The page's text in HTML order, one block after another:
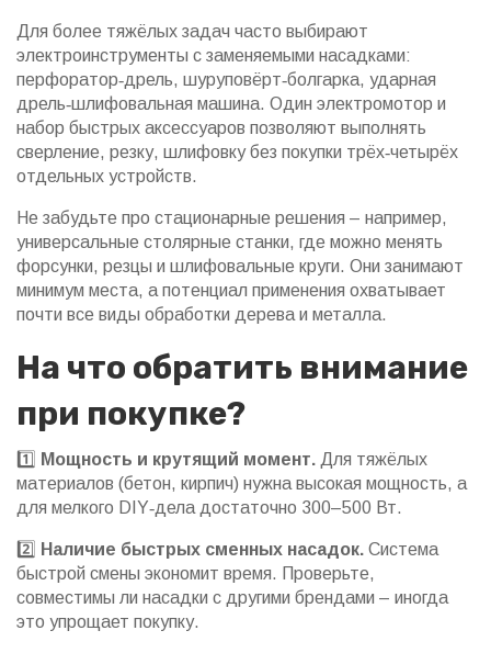
Для более тяжёлых задач часто выбирают
электроинструменты с заменяемыми насадками:
перфоратор‑дрель, шуруповёрт‑болгарка, ударная
дрель‑шлифовальная машина. Один электромотор и
набор быстрых аксессуаров позволяют выполнять
сверление, резку, шлифовку без покупки трёх‑четырёх
отдельных устройств.
Не забудьте про стационарные решения – например,
универсальные столярные станки, где можно менять
форсунки, резцы и шлифовальные круги. Они занимают
минимум места, а потенциал применения охватывает
почти все виды обработки дерева и металла.
На что обратить внимание
при покупке?
1️⃣ Мощность и крутящий момент. Для тяжёлых
материалов (бетон, кирпич) нужна высокая мощность, а
для мелкого DIY‑дела достаточно 300–500 Вт.
2️⃣ Наличие быстрых сменных насадок. Система
быстрой смены экономит время. Проверьте,
совместимы ли насадки с другими брендами – иногда
это упрощает покупку.